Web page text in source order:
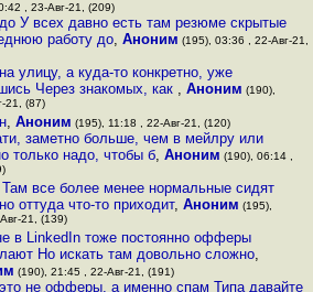
, 23-Авг-21, (209)
У всех давно есть там резюме скрытые
работу до, Аноним (195), 03:36 , 22-Авг-21,
улицу, а куда-то конкретно, уже
Через знакомых, как ,Аноним (190),
21, (87)
, Аноним (195), 11:18 , 22-Авг-21, (120)
заметно больше, чем в мейлру или
только надо, чтобы б,Аноним (190), 06:14 ,
Там все более менее нормальные сидят
оттуда что-то приходит, Аноним (195),
21, (139)
в LinkedIn тоже постоянно офферы
Но искать там довольно сложно,
(190), 21:45 , 22-Авг-21, (191)
не офферы, а именно спам Типа давайте